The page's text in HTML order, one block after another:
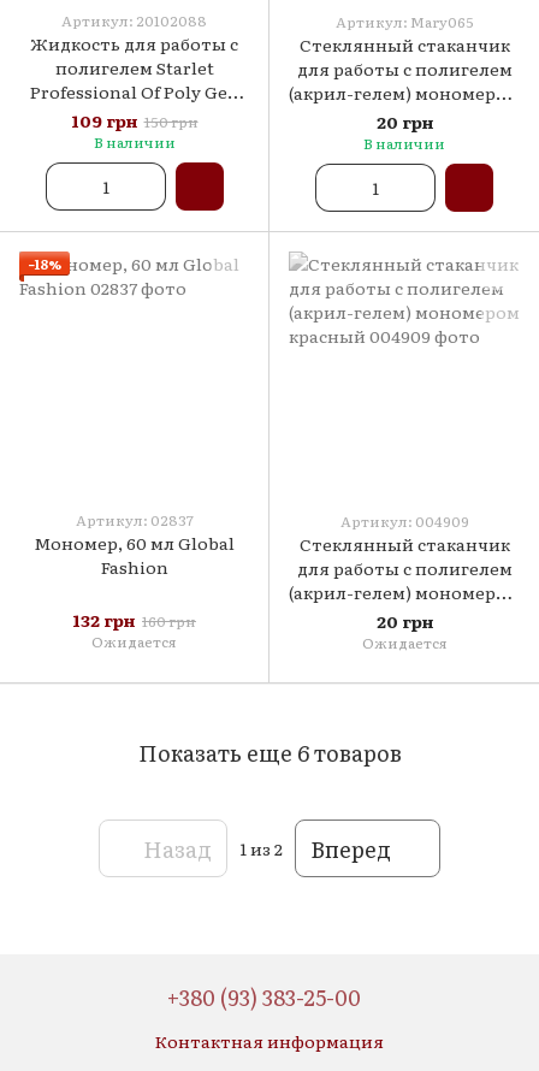
Артикул: 20102088
Жидкость для работы с
полигелем Starlet
Professional Of Poly Gel,
50 мл
109 грн 150 грн
В наличии
Артикул: Mary065
Стеклянный стаканчик
для работы с полигелем
(акрил-гелем) мономером
BLUE
20 грн
В наличии
−18%
Артикул: 02837
Мономер, 60 мл Global
Fashion
132 грн 160 грн
Ожидается
Артикул: 004909
Стеклянный стаканчик
для работы с полигелем
(акрил-гелем) мономером
красный
20 грн
Ожидается
Показать еще 6 товаров
Назад 1из 2 Вперед
+380 (93) 383-25-00
Контактная информация